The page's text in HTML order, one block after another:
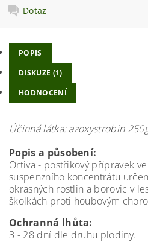
Dotaz
POPIS
DISKUZE (1)
HODNOCENÍ
Účinná látka: azoxystrobin
Popis a působení:
Ortiva - postřikový přípravek
suspenzního koncentrátu
okrasných rostlin a borovic v
školkách proti houbovým
Ochranná lhůta:
3 - 28 dní dle druhu plodiny.